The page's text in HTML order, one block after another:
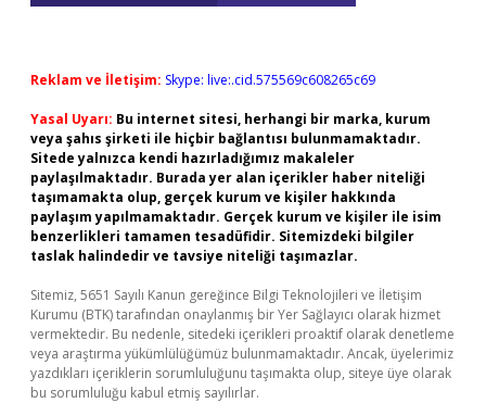
Reklam ve İletişim: Skype: live:.cid.575569c608265c69
Yasal Uyarı: Bu internet sitesi, herhangi bir marka, kurum
veya şahıs şirketi ile hiçbir bağlantısı bulunmamaktadır.
Sitede yalnızca kendi hazırladığımız makaleler
paylaşılmaktadır. Burada yer alan içerikler haber niteliği
taşımamakta olup, gerçek kurum ve kişiler hakkında
paylaşım yapılmamaktadır. Gerçek kurum ve kişiler ile isim
benzerlikleri tamamen tesadüfidir. Sitemizdeki bilgiler
taslak halindedir ve tavsiye niteliği taşımazlar.
Sitemiz, 5651 Sayılı Kanun gereğince Bilgi Teknolojileri ve İletişim
Kurumu (BTK) tarafından onaylanmış bir Yer Sağlayıcı olarak hizmet
vermektedir. Bu nedenle, sitedeki içerikleri proaktif olarak denetleme
veya araştırma yükümlülüğümüz bulunmamaktadır. Ancak, üyelerimiz
yazdıkları içeriklerin sorumluluğunu taşımakta olup, siteye üye olarak
bu sorumluluğu kabul etmiş sayılırlar.